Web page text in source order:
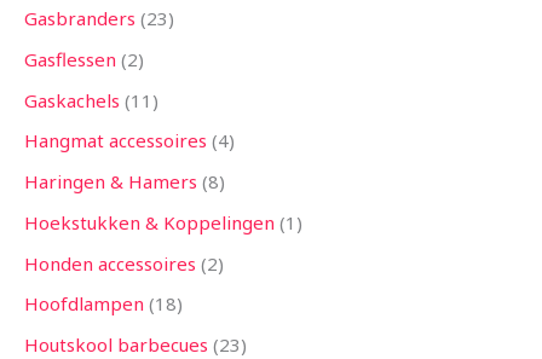
Gasbranders 23
Gasflessen 2
Gaskachels 11
Hangmat accessoires 4
Haringen & Hamers 8
Hoekstukken & Koppelingen 1
Honden accessoires 2
Hoofdlampen 18
Houtskool barbecues 23